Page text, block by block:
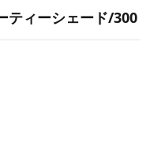
ティーシェード/300